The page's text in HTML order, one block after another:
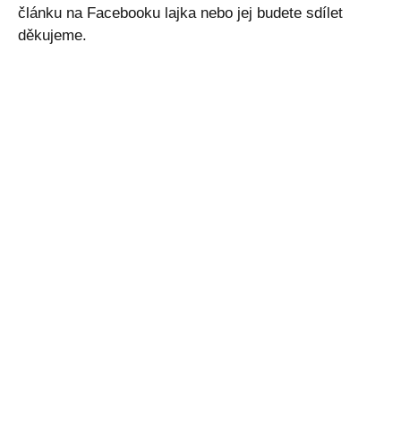
článku na Facebooku lajka nebo jej budete sdílet
děkujeme.